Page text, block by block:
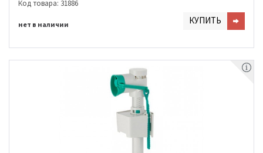
Код товара: 31886
нет в наличии КУПИТЬ